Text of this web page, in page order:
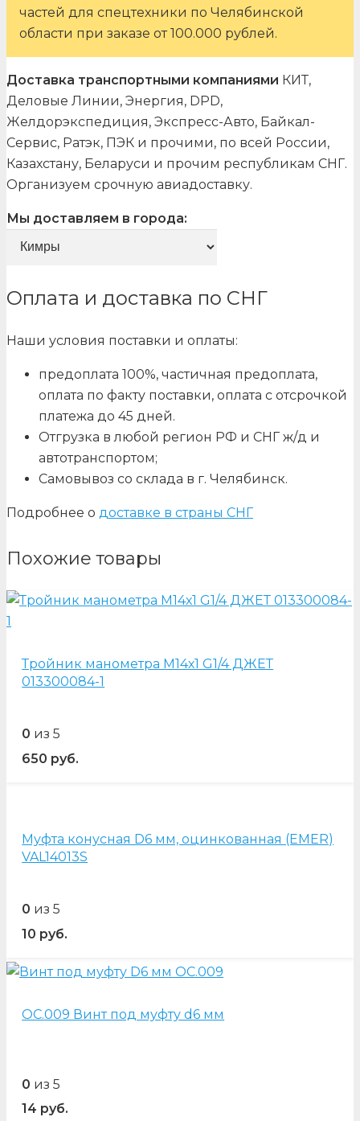
частей для спецтехники по Челябинской
области при заказе от 100.000 рублей.
Доставка транспортными компаниями КИТ,
Деловые Линии, Энергия, DPD,
Желдорэкспедиция, Экспресс-Авто, Байкал-
Сервис, Ратэк, ПЭК и прочими, по всей России,
Казахстану, Беларуси и прочим республикам СНГ.
Организуем срочную авиадоставку.
Мы доставляем в города:
Оплата и доставка по СНГ
Наши условия поставки и оплаты:
предоплата 100%, частичная предоплата,
оплата по факту поставки, оплата с отсрочкой
платежа до 45 дней.
Отгрузка в любой регион РФ и СНГ ж/д и
автотранспортом;
Самовывоз со склада в г. Челябинск.
Подробнее о доставке в страны СНГ
Похожие товары
Тройник манометра М14х1 G1/4 ДЖЕТ
013300084-1
0 из 5
650 руб.
Муфта конусная D6 мм, оцинкованная (EMER)
VAL14013S
0 из 5
10 руб.
OC.009 Винт под муфту d6 мм
0 из 5
14 руб.